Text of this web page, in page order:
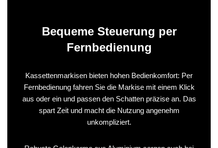
Bequeme Steuerung per
Fernbedienung
Kassettenmarkisen bieten hohen Bedienkomfort: Per
Fernbedienung fahren Sie die Markise mit einem Klick
aus oder ein und passen den Schatten präzise an. Das
spart Zeit und macht die Nutzung angenehm
unkompliziert.